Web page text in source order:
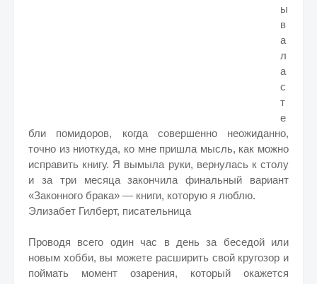
ы
в
а
л
а
с
т
е
бли помидоров, когда совершенно неожиданно,
точно из ниоткуда, ко мне пришла мысль, как можно
исправить книгу. Я вымыла руки, вернулась к столу
и за три месяца закончила финальный вариант
«Законного брака» — книги, которую я люблю.
Элизабет Гилберт, писательница
Проводя всего один час в день за беседой или
новым хобби, вы можете расширить свой кругозор и
поймать момент озарения, который окажется